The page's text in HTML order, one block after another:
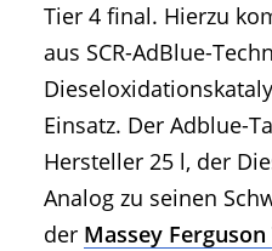
Tier 4 final. Hierzu
aus SCR-AdBlue-
Einsatz. Der Adblue-
Hersteller 25 l, der
Analog zu seinen
der Massey